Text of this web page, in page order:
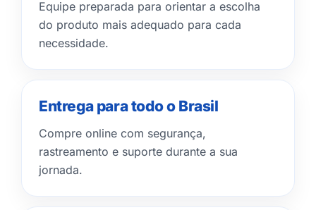
Equipe preparada para orientar a escolha
do produto mais adequado para cada
necessidade.
Entrega para todo o Brasil
Compre online com segurança,
rastreamento e suporte durante a sua
jornada.